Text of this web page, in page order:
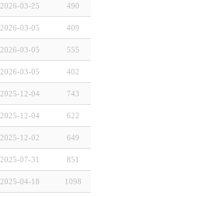
2026-03-25 490
2026-03-05 409
2026-03-05 555
2026-03-05 402
2025-12-04 743
2025-12-04 622
2025-12-02 649
2025-07-31 851
2025-04-18 1098